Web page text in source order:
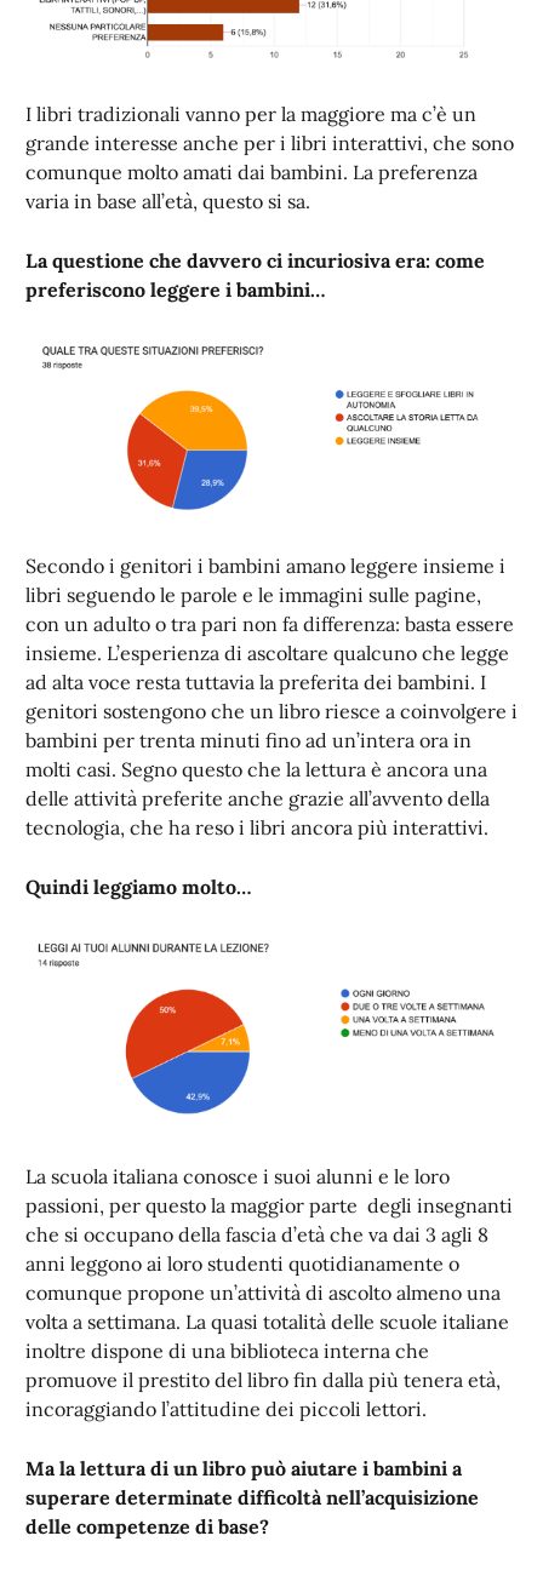
I libri tradizionali vanno per la maggiore ma c’è un
grande interesse anche per i libri interattivi, che sono
comunque molto amati dai bambini. La preferenza
varia in base all’età, questo si sa.
La questione che davvero ci incuriosiva era: come
preferiscono leggere i bambini…
Secondo i genitori i bambini amano leggere insieme i
libri seguendo le parole e le immagini sulle pagine,
con un adulto o tra pari non fa differenza: basta essere
insieme. L’esperienza di ascoltare qualcuno che legge
ad alta voce resta tuttavia la preferita dei bambini. I
genitori sostengono che un libro riesce a coinvolgere i
bambini per trenta minuti fino ad un’intera ora in
molti casi. Segno questo che la lettura è ancora una
delle attività preferite anche grazie all’avvento della
tecnologia, che ha reso i libri ancora più interattivi.
Quindi leggiamo molto…
La scuola italiana conosce i suoi alunni e le loro
passioni, per questo la maggior parte degli insegnanti
che si occupano della fascia d’età che va dai 3 agli 8
anni leggono ai loro studenti quotidianamente o
comunque propone un’attività di ascolto almeno una
volta a settimana. La quasi totalità delle scuole italiane
inoltre dispone di una biblioteca interna che
promuove il prestito del libro fin dalla più tenera età,
incoraggiando l’attitudine dei piccoli lettori.
Ma la lettura di un libro può aiutare i bambini a
superare determinate difficoltà nell’acquisizione
delle competenze di base?